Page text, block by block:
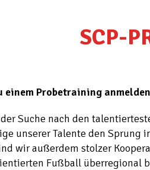
SCP-
einem Probetraining
Suche nach den
unserer Talente den
wir außerdem stolzer
Fußball überregional